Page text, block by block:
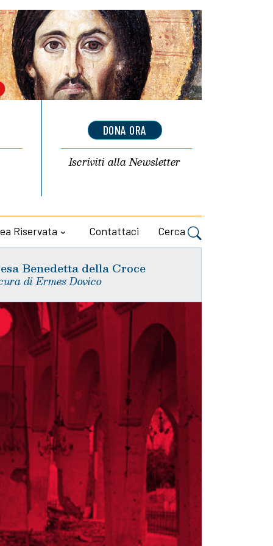
DONA ORA
Iscriviti allaNewsletter
Riservata Contattaci Cerca
Benedetta della Croce
di Ermes Dovico